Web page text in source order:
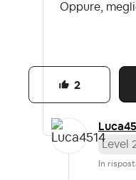
Oppure,
2
Level
In